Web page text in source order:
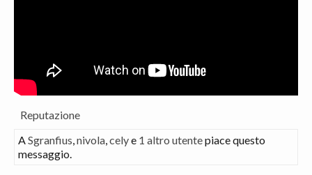
Reputazione
ASgranfius,nivola,celye 1 altro utentepiace questo
messaggio.